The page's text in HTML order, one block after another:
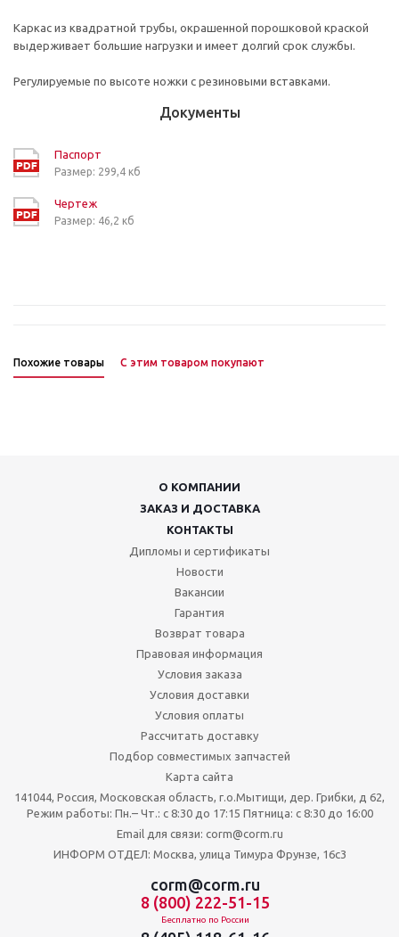
Каркас из квадратной трубы, окрашенной порошковой краской
выдерживает большие нагрузки и имеет долгий срок службы.
Регулируемые по высоте ножки с резиновыми вставками.
Документы
Паспорт
Размер: 299,4 кб
Чертеж
Размер: 46,2 кб
Похожие товары С этим товаром покупают
О КОМПАНИИ
ЗАКАЗ И ДОСТАВКА
КОНТАКТЫ
Дипломы и сертификаты
Новости
Вакансии
Гарантия
Возврат товара
Правовая информация
Условия заказа
Условия доставки
Условия оплаты
Рассчитать доставку
Подбор совместимых запчастей
Карта сайта
141044, Россия, Московская область, г.о.Мытищи, дер. Грибки, д 62,
Режим работы: Пн.– Чт.: с 8:30 до 17:15 Пятница: c 8:30 до 16:00
Email для связи: corm@corm.ru
ИНФОРМ ОТДЕЛ: Москва, улица Тимура Фрунзе, 16с3
corm@corm.ru
8 (800) 222-51-15
Бесплатно по России